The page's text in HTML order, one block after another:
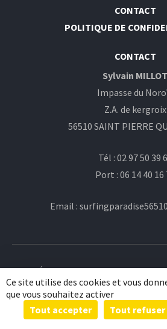
CONTACT
POLITIQUE DE
CONTACT
Sylvain MILLOT
Impasse du
Z.A. de kergroix
56510 SAINT PIERRE
Tél : 02 97 50 39
Port : 06 14 40 16
Email :
© École de surf Surfing Paradise
Mentions
Ce site utilise des cookies et vous
que vous souhaitez activer
Tout accepter
Tout refuser